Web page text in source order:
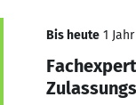
Bis heute 1